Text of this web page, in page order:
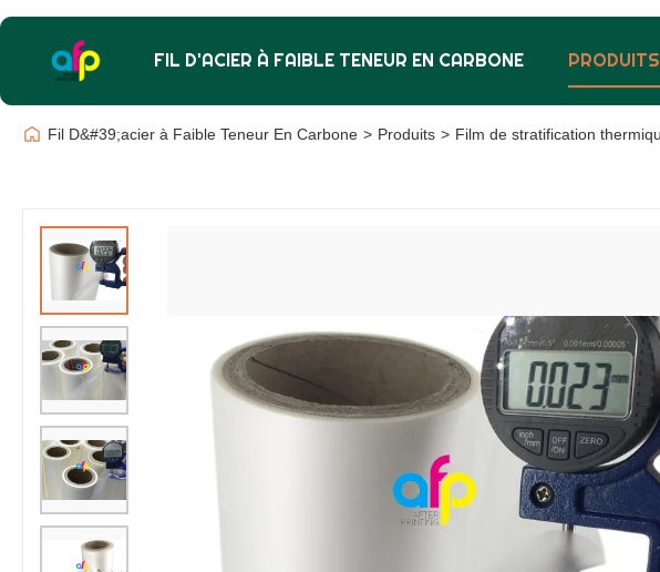
FIL D'ACIER À FAIBLE TENEUR EN CARBONE PRODUITS
Fil D&#39;acier à Faible Teneur En Carbone > Produits > Film de stratification